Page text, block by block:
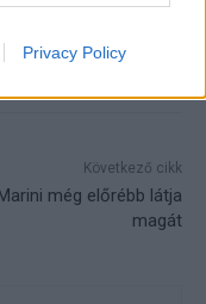
Privacy Policy
Következő cikk
még előrébb látja
magát